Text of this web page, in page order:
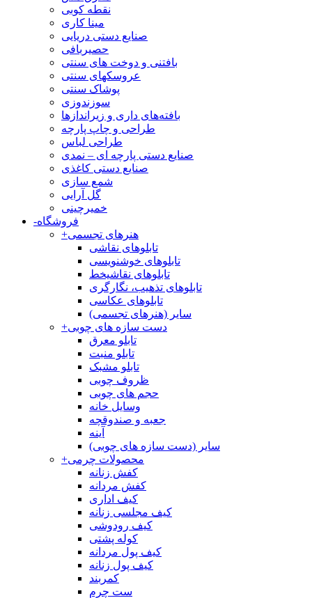
نقطه کوبی
مینا کاری
صنایع دستی دریایی
حصیربافی
بافتنی‌ و دوخت های سنتی
عروسکهای سنتی
پوشاک سنتی
سوزندوزی
بافته‌های داری و زیراندازها
طراحی و چاپ پارچه
طراحی لباس
صنایع دستی پارچه ای – نمدی
صنایع دستی کاغذی
شمع سازی
گل آرایی
خمیرچینی
-فروشگاه
+هنرهای تجسمی
تابلوهای نقاشی
تابلوهای خوشنویسی
تابلوهای نقاشیخط
تابلوهای تذهیب، نگارگری
تابلوهای عکاسی
سایر (هنرهای تجسمی)
+دست سازه های چوبی
تابلو معرق
تابلو منبت
تابلو مشبک
ظروف چوبی
حجم های چوبی
وسایل خانه
جعبه و صندوقچه
آینه
سایر (دست سازه های چوبی)
+محصولات چرمی
کفش زنانه
کفش مردانه
کیف اداری
کیف مجلسی زنانه
کیف رودوشی
کوله پشتی
کیف پول مردانه
کیف پول زنانه
کمربند
ست چرم